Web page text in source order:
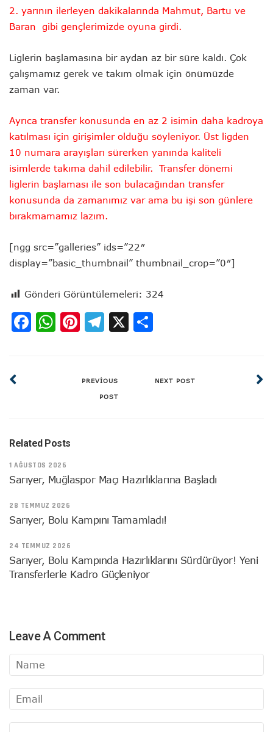
2. yarının ilerleyen dakikalarında Mahmut, Bartu ve
Baran gibi gençlerimizde oyuna girdi.
Liglerin başlamasına bir aydan az bir süre kaldı. Çok
çalışmamız gerek ve takım olmak için önümüzde
zaman var.
Ayrıca transfer konusunda en az 2 isimin daha kadroya
katılması için girişimler olduğu söyleniyor. Üst ligden
10 numara arayışları sürerken yanında kaliteli
isimlerde takıma dahil edilebilir. Transfer dönemi
liglerin başlaması ile son bulacağından transfer
konusunda da zamanımız var ama bu işi son günlere
bırakmamamız lazım.
[ngg src=”galleries” ids=”22″
display=”basic_thumbnail” thumbnail_crop=”0″]
Gönderi Görüntülemeleri: 324
Facebook
WhatsApp
Pinterest
Telegram
X
PREVIOUS
POST
NEXT POST
Related Posts
1 AĞUSTOS 2026
Sarıyer, Muğlaspor Maçı Hazırlıklarına Başladı
28 TEMMUZ 2026
Sarıyer, Bolu Kampını Tamamladı!
24 TEMMUZ 2026
Sarıyer, Bolu Kampında Hazırlıklarını Sürdürüyor! Yeni
Transferlerle Kadro Güçleniyor
Leave A Comment